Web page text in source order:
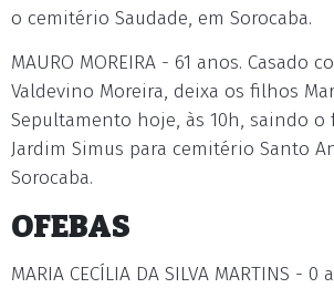
o cemitério Saudade, em Sorocaba.
MAURO MOREIRA - 61 anos. Casado
Valdevino Moreira, deixa os filhos
Sepultamento hoje, às 10h, saindo o
Jardim Simus para cemitério Santo
Sorocaba.
OFEBAS
MARIA CECÍLIA DA SILVA MARTINS - 0